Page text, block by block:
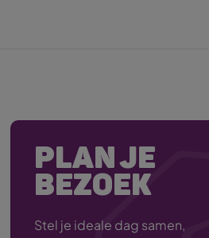
PLAN JE
BEZOEK
Stel je ideale dag samen,